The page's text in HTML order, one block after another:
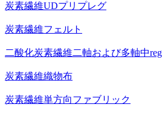
炭素繊維UDプリプレグ
炭素繊維フェルト
二酸化炭素繊維二軸および多軸中reg
炭素繊維織物布
炭素繊維単方向ファブリック